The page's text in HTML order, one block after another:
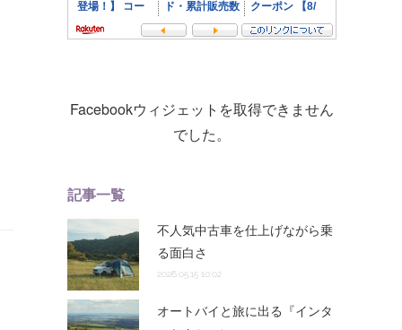
Facebookウィジェットを取得できません
でした。
記事一覧
不人気中古車を仕上げながら乗
る面白さ
2026.05.15 10:02
オートバイと旅に出る『インタ